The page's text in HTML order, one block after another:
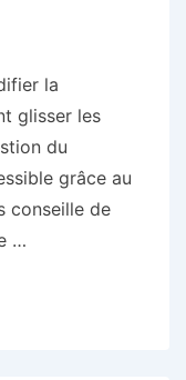
la
glisser les
du
grâce au
conseille de
…